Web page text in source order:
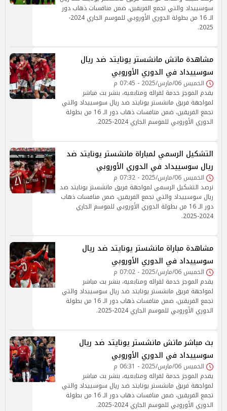
سوسييداد والتي تجمع الفريقين، ضمن منافسات ذهاب دور
الـ 16 من بطولة الدوري الأوروبي للموسم الجاري 2024-
2025.
مشاهدة ماتش مانشستر يونايتد ضد ريال
سوسييداد في الدوري الأوروبي
الخميس 06/مارس/2025 - 07:45 م
يقدم الموجز خدمة لقرائه ومتابعيه، بنشر بث مباشر
لمواجهة فريق مانشستر يونايتد ضد ريال سوسييداد والتي
تجمع الفريقين، ضمن منافسات ذهاب دور الـ 16 من بطولة
الدوري الأوروبي للموسم الجاري 2024-2025.
التشكيل الرسمي لمباراة مانشستر يونايتد ضد
ريال سوسييداد في الدوري الأوروبي
الخميس 06/مارس/2025 - 07:32 م
نرصد التشكيل الرسمي لمواجهة فريق مانشستر يونايتد ضد
ريال سوسييداد والتي تجمع الفريقين، ضمن منافسات ذهاب
دور الـ 16 من بطولة الدوري الأوروبي للموسم الجاري
2024-2025.
مشاهدة مباراة مانشستر يونايتد ضد ريال
سوسييداد في الدوري الأوروبي
الخميس 06/مارس/2025 - 07:02 م
يقدم الموجز خدمة لقرائه ومتابعيه، بنشر بث مباشر
لمواجهة فريق مانشستر يونايتد ضد ريال سوسييداد والتي
تجمع الفريقين، ضمن منافسات ذهاب دور الـ 16 من بطولة
الدوري الأوروبي للموسم الجاري 2024-2025.
بث مباشر ماتش مانشستر يونايتد ضد ريال
سوسييداد في الدوري الأوروبي
الخميس 06/مارس/2025 - 06:31 م
يقدم الموجز خدمة لقرائه ومتابعيه، بنشر بث مباشر
لمواجهة فريق مانشستر يونايتد ضد ريال سوسييداد والتي
تجمع الفريقين، ضمن منافسات ذهاب دور الـ 16 من بطولة
الدوري الأوروبي للموسم الجاري 2024-2025.